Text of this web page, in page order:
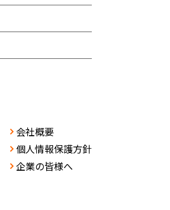
会社概要
個人情報保護方針
企業の皆様へ